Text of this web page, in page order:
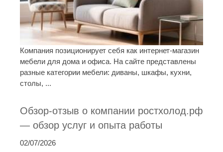
Компания позиционирует себя как интернет-магазин
мебели для дома и офиса. На сайте представлены
разные категории мебели: диваны, шкафы, кухни,
столы, ...
Обзор-отзыв о компании ростхолод.рф
— обзор услуг и опыта работы
02/07/2026